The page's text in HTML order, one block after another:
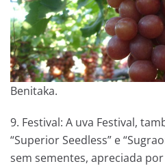
Benitaka.
9. Festival: A uva Festival,
“Superior Seedless” e
sem sementes, apreciada